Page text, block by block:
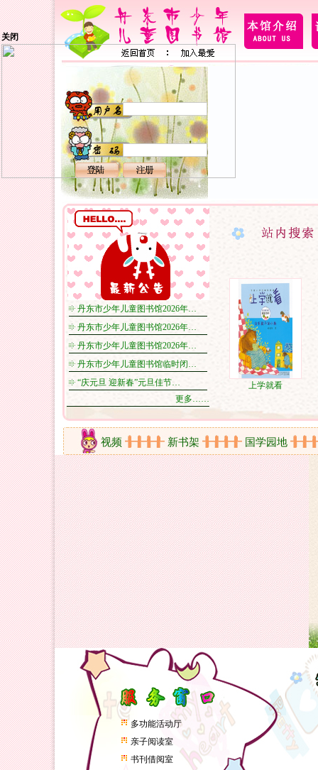
关闭
丹东市少年儿童图书馆2026年…
丹东市少年儿童图书馆2026年…
丹东市少年儿童图书馆2026年…
丹东市少年儿童图书馆临时闭…
“庆元旦 迎新春”元旦佳节…
更多……
上学就看
影 在线视频 新书架 国学园地
多功能活动厅
亲子阅读室
书刊借阅室